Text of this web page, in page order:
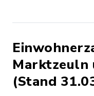
Marktzeuln
(Stand